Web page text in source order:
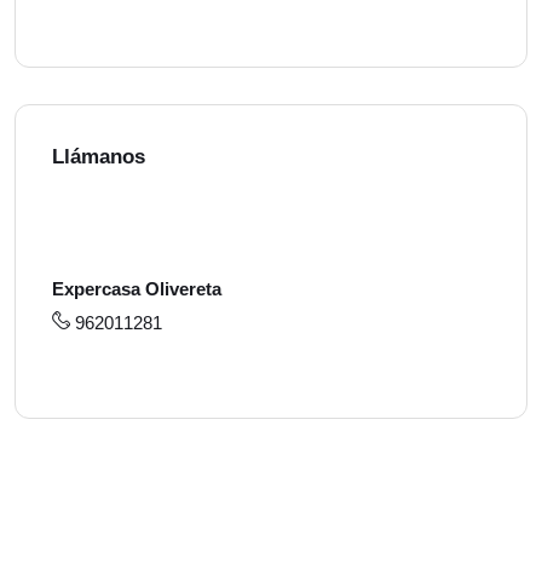
Llámanos
Expercasa Olivereta
962011281